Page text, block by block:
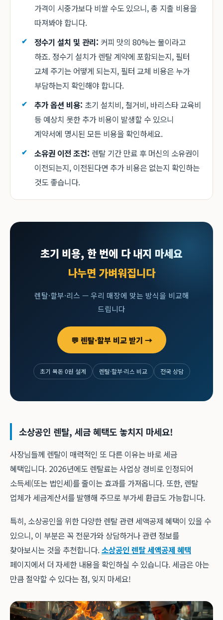
가격이 시중가보다 비쌀 수도 있으니, 총 지출 비용을
따져봐야 합니다.
정수기 설치 및 관리: 커피 맛의 80%는 물이라고
하죠. 정수기 설치가 렌탈 계약에 포함되는지, 필터
교체 주기는 어떻게 되는지, 필터 교체 비용은 누가
부담하는지 확인해야 합니다.
추가 옵션 비용: 초기 설치비, 철거비, 바리스타 교육비
등 예상치 못한 추가 비용이 발생할 수 있으니
계약서에 명시된 모든 비용을 확인하세요.
소유권 이전 조건: 렌탈 기간 만료 후 머신의 소유권이
이전되는지, 이전된다면 추가 비용은 없는지 확인하는
것도 좋습니다.
초기 비용, 한 번에 다 내지 마세요
나누면 가벼워집니다
렌탈·할부·리스 — 우리 매장에 맞는 방식을 비교해
드립니다
💬 렌탈·할부 비교 받기 →
초기 목돈 0원 설계 렌탈·할부·리스 비교 전국 상담
소상공인 렌탈, 세금 혜택도 놓치지 마세요!
사장님들께 렌탈이 매력적인 또 다른 이유는 바로 세금
혜택입니다. 2026년에도 렌탈료는 사업상 경비로 인정되어
소득세(또는 법인세)를 줄이는 효과를 가져옵니다. 또한, 렌탈
업체가 세금계산서를 발행해 주므로 부가세 환급도 가능합니다.
특히, 소상공인을 위한 다양한 렌탈 관련 세액공제 혜택이 있을 수
있으니, 이 부분은 꼭 전문가와 상담하거나 관련 정보를
찾아보시는 것을 추천합니다.소상공인 렌탈 세액공제 혜택
페이지에서 더 자세한 내용을 확인하실 수 있습니다. 세금은 아는
만큼 절약할 수 있다는 점, 잊지 마세요!